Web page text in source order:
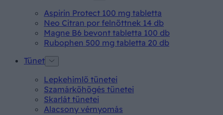
Aspirin Protect 100 mg tabletta
Neo Citran por felnőttnek 14 db
Magne B6 bevont tabletta 100 db
Rubophen 500 mg tabletta 20 db
Tünet
Lepkehimlő tünetei
Szamárköhögés tünetei
Skarlát tünetei
Alacsony vérnyomás